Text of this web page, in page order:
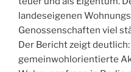
landeseigenen
Genossenschaften viel
Der Bericht zeigt deutlich:
gemeinwohlorientierte